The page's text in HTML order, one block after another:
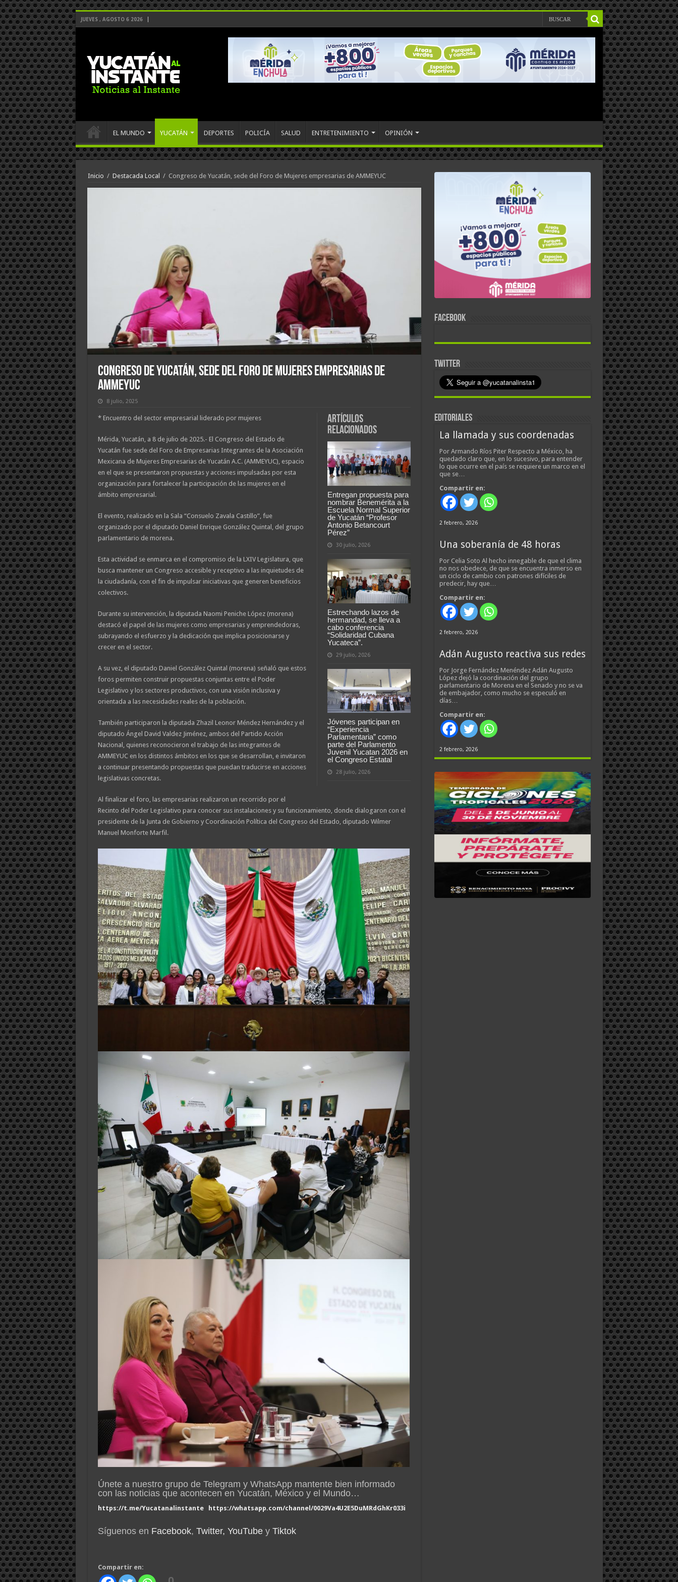
JUEVES , AGOSTO 6 2026
EL MUNDO YUCATÁN DEPORTES POLICÍA SALUD ENTRETENIMIENTO OPINIÓN
Inicio / Destacada Local / Congreso de Yucatán, sede del Foro de Mujeres empresarias de AMMEYUC
Congreso de Yucatán, sede del Foro de Mujeres empresarias de
AMMEYUC
8 julio, 2025
Artículos
relacionados
Entregan propuesta para
nombrar Benemérita a la
Escuela Normal Superior
de Yucatán “Profesor
Antonio Betancourt
Pérez”
30 julio, 2026
Estrechando lazos de
hermandad, se lleva a
cabo conferencia
“Solidaridad Cubana
Yucateca”.
29 julio, 2026
Jóvenes participan en
“Experiencia
Parlamentaria” como
parte del Parlamento
Juvenil Yucatan 2026 en
el Congreso Estatal
28 julio, 2026
* Encuentro del sector empresarial liderado por mujeres
Mérida, Yucatán, a 8 de julio de 2025.- El Congreso del Estado de
Yucatán fue sede del Foro de Empresarias Integrantes de la Asociación
Mexicana de Mujeres Empresarias de Yucatán A.C. (AMMEYUC), espacio
en el que se presentaron propuestas y acciones impulsadas por esta
organización para fortalecer la participación de las mujeres en el
ámbito empresarial.
El evento, realizado en la Sala “Consuelo Zavala Castillo”, fue
organizado por el diputado Daniel Enrique González Quintal, del grupo
parlamentario de morena.
Esta actividad se enmarca en el compromiso de la LXIV Legislatura, que
busca mantener un Congreso accesible y receptivo a las inquietudes de
la ciudadanía, con el fin de impulsar iniciativas que generen beneficios
colectivos.
Durante su intervención, la diputada Naomi Peniche López (morena)
destacó el papel de las mujeres como empresarias y emprendedoras,
subrayando el esfuerzo y la dedicación que implica posicionarse y
crecer en el sector.
A su vez, el diputado Daniel González Quintal (morena) señaló que estos
foros permiten construir propuestas conjuntas entre el Poder
Legislativo y los sectores productivos, con una visión inclusiva y
orientada a las necesidades reales de la población.
También participaron la diputada Zhazil Leonor Méndez Hernández y el
diputado Ángel David Valdez Jiménez, ambos del Partido Acción
Nacional, quienes reconocieron el trabajo de las integrantes de
AMMEYUC en los distintos ámbitos en los que se desarrollan, e invitaron
a continuar presentando propuestas que puedan traducirse en acciones
legislativas concretas.
Al finalizar el foro, las empresarias realizaron un recorrido por el
Recinto del Poder Legislativo para conocer sus instalaciones y su funcionamiento, donde dialogaron con el
presidente de la Junta de Gobierno y Coordinación Política del Congreso del Estado, diputado Wilmer
Manuel Monforte Marfil.
Únete a nuestro grupo de Telegram y WhatsApp mantente bien informado
con las noticias que acontecen en Yucatán, México y el Mundo…
https://t.me/Yucatanalinstante https://whatsapp.com/channel/0029Va4U2E5DuMRdGhKr033i
Síguenos en Facebook, Twitter, YouTubey Tiktok
Compartir en:
FACEBOOK
TWITTER
EDITORIALES
La llamada y sus coordenadas
Por Armando Ríos Piter Respecto a México, ha
quedado claro que, en lo sucesivo, para entender
lo que ocurre en el país se requiere un marco en el
que se…
Compartir en:
2 febrero, 2026
Una soberanía de 48 horas
Por Celia Soto Al hecho innegable de que el clima
no nos obedece, de que se encuentra inmerso en
un ciclo de cambio con patrones difíciles de
predecir, hay que…
Compartir en:
2 febrero, 2026
Adán Augusto reactiva sus redes
Por Jorge Fernández Menéndez Adán Augusto
López dejó la coordinación del grupo
parlamentario de Morena en el Senado y no se va
de embajador, como mucho se especuló en
días…
Compartir en:
2 febrero, 2026